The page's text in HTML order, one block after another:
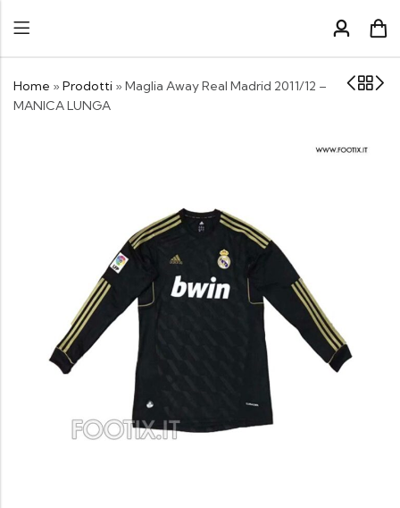
Home » Prodotti » Maglia Away Real Madrid 2011/12 –
MANICA LUNGA